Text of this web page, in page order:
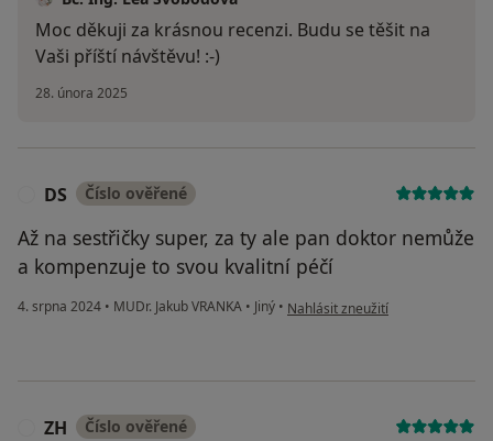
Moc děkuji za krásnou recenzi. Budu se těšit na
Vaši příští návštěvu! :-)
28. února 2025
DS Číslo ověřené
Až na sestřičky super, za ty ale pan doktor nemůže
a kompenzuje to svou kvalitní péčí
4. srpna 2024 • MUDr. Jakub VRANKA • Jiný • podle názoru uživatele DS
Nahlásit zneužití
ZH Číslo ověřené